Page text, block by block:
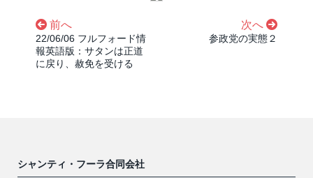
前へ
22/06/06 フルフォード情
報英語版：サタンは正道
に戻り、赦免を受ける
次へ
参政党の実態２
シャンティ・フーラ合同会社